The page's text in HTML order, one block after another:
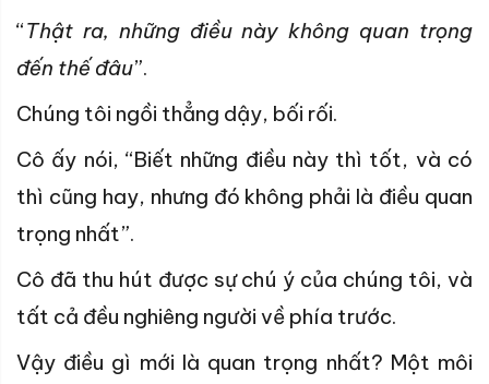
“Thật ra, những điều này không quan trọng
đến thế đâu”.
Chúng tôi ngồi thẳng dậy, bối rối.
Cô ấy nói, “Biết những điều này thì tốt, và có
thì cũng hay, nhưng đó không phải là điều quan
trọng nhất”.
Cô đã thu hút được sự chú ý của chúng tôi, và
tất cả đều nghiêng người về phía trước.
Vậy điều gì mới là quan trọng nhất? Một môi